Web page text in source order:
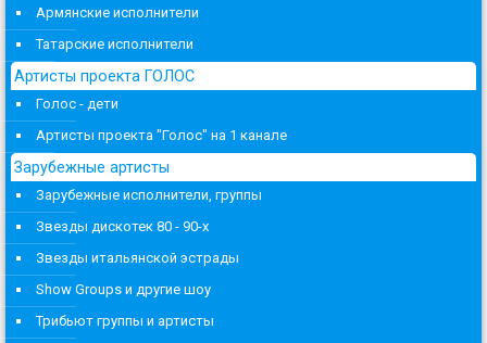
Армянские исполнители
Татарские исполнители
Артисты проекта ГОЛОС
Голос - дети
Артисты проекта "Голос" на 1 канале
Зарубежные артисты
Зарубежные исполнители, группы
Звезды дискотек 80 - 90-х
Звезды итальянской эстрады
Show Groups и другие шоу
Трибьют группы и артисты